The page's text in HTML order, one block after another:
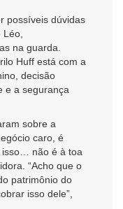
possíveis dúvidas
na guarda.
Huff está com a
decisão
e a segurança
sobre a
caro, é
não é à toa
“Acho que o
patrimônio do
isso dele”,